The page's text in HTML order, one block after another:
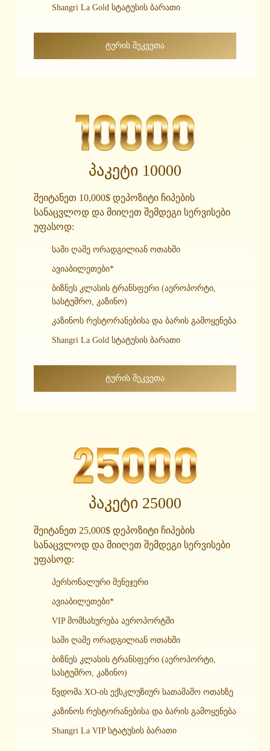
Shangri La Gold სტატუსის ბარათი
ᲢᲣᲠᲘᲡ ᲨᲔᲙᲕᲔᲗᲐ
პაკეტი 10000
შეიტანეთ 10,000$ დეპოზიტი ჩიპების
სანაცვლოდ და მიიღეთ შემდეგი სერვისები
უფასოდ:
სამი ღამე ორადგილიან ოთახში
ავიაბილეთები*
ბიზნეს კლასის ტრანსფერი (აეროპორტი,
სასტუმრო, კაზინო)
კაზინოს რესტორანებისა და ბარის გამოყენება
Shangri La Gold სტატუსის ბარათი
ᲢᲣᲠᲘᲡ ᲨᲔᲙᲕᲔᲗᲐ
პაკეტი 25000
შეიტანეთ 25,000$ დეპოზიტი ჩიპების
სანაცვლოდ და მიიღეთ შემდეგი სერვისები
უფასოდ:
პერსონალური მენეჯერი
ავიაბილეთები*
VIP მომსახურება აეროპორტში
სამი ღამე ორადგილიან ოთახში
ბიზნეს კლასის ტრანსფერი (აეროპორტი,
სასტუმრო, კაზინო)
წვდომა XO-ის ექსკლუზიურ სათამაშო ოთახზე
კაზინოს რესტორანებისა და ბარის გამოყენება
Shangri La VIP სტატუსის ბარათი